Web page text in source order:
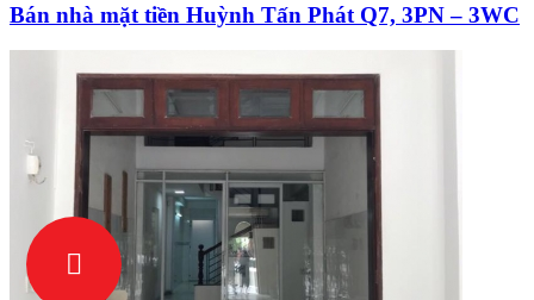
Bán nhà mặt tiền Huỳnh Tấn Phát Q7, 3PN – 3WC